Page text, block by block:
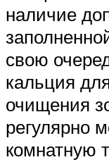
наличие
свою
кальция
очищения
регулярно
комнатную